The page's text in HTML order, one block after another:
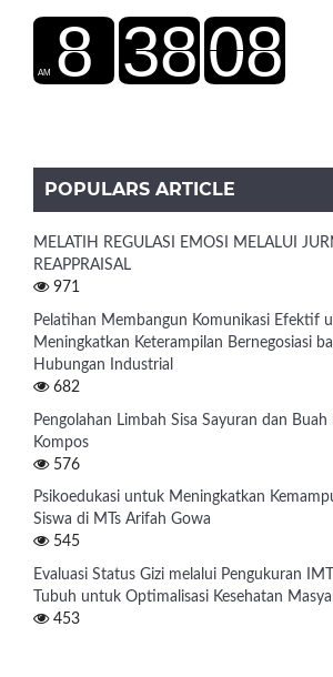
POPULARS ARTICLE
MELATIH REGULASI EMOSI MELALUI
REAPPRAISAL
971
Pelatihan Membangun Komunikasi Efektif
Meningkatkan Keterampilan Bernegosiasi
Hubungan Industrial
682
Pengolahan Limbah Sisa Sayuran dan
Kompos
576
Psikoedukasi untuk Meningkatkan
Siswa di MTs Arifah Gowa
545
Evaluasi Status Gizi melalui Pengukuran
Tubuh untuk Optimalisasi Kesehatan
453